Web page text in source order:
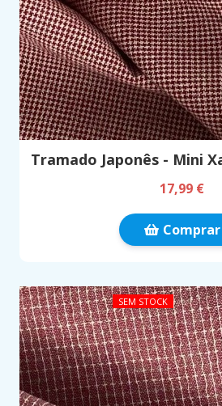
Tramado Japonês - Mini
17,99 €
Comprar
SEM STOCK